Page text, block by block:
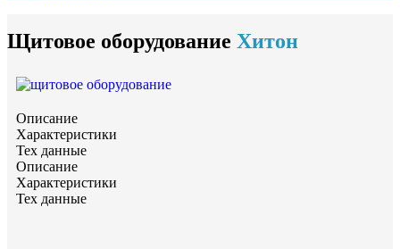
Щитовое оборудование Хитон
Описание
Характеристики
Тех данные
Описание
Характеристики
Тех данные